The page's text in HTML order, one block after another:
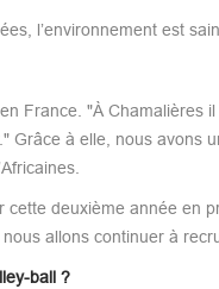
l’environnement est sain.
France. "À Chamalières
Grâce à elle, nous avons
deuxième année en
allons continuer à
ball ?